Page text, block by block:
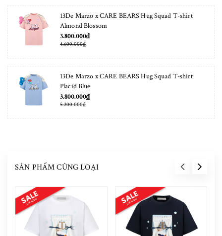
13De Marzo x CARE BEARS Hug Squad T-shirt
Almond Blossom
3.800.000₫
4.600.000₫
13De Marzo x CARE BEARS Hug Squad T-shirt
Placid Blue
3.800.000₫
5.200.000₫
SẢN PHẨM CÙNG LOẠI